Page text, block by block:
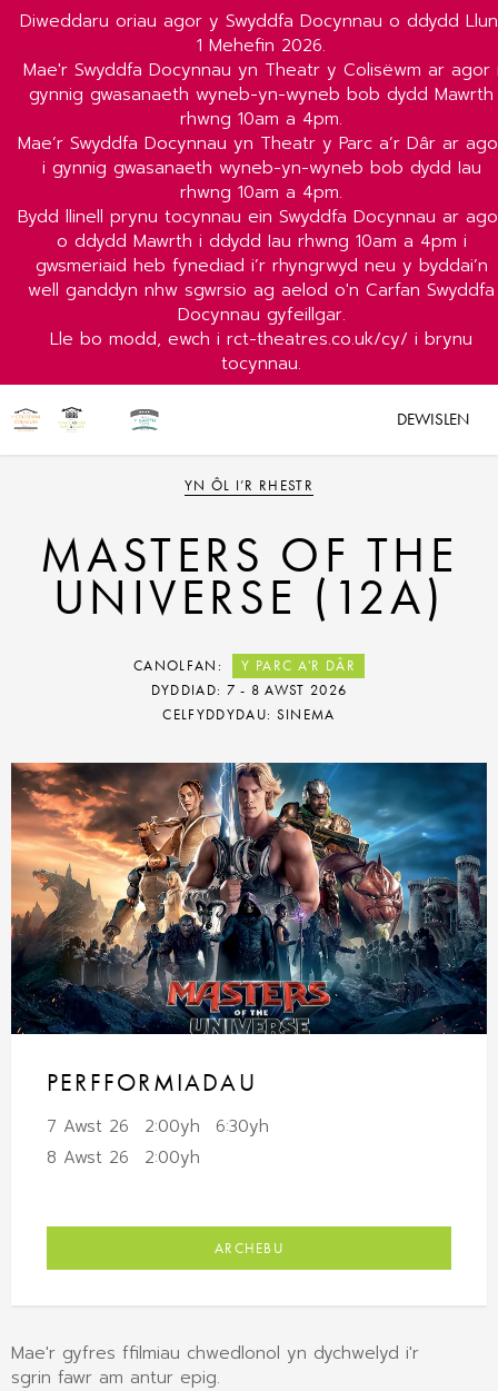
Diweddaru oriau agor y Swyddfa Docynnau o ddydd
1 Mehefin 2026.
Mae'r Swyddfa Docynnau yn Theatr y Colisëwm ar agor
gynnig gwasanaeth wyneb-yn-wyneb bob dydd Mawrth
rhwng 10am a 4pm.
Mae’r Swyddfa Docynnau yn Theatr y Parc a’r Dâr ar
i gynnig gwasanaeth wyneb-yn-wyneb bob dydd Iau
rhwng 10am a 4pm.
Bydd llinell prynu tocynnau ein Swyddfa Docynnau ar
o ddydd Mawrth i ddydd Iau rhwng 10am a 4pm i
gwsmeriaid heb fynediad i’r rhyngrwyd neu y byddai’n
well ganddyn nhw sgwrsio ag aelod o'n Carfan Swyddfa
Docynnau gyfeillgar.
Lle bo modd, ewch i rct-theatres.co.uk/cy/ i brynu
tocynnau.
DEWISLEN
YN ÔL I’R RHESTR
MASTERS OF THE
UNIVERSE (12A)
CANOLFAN:
Y PARC A'R DÂR
DYDDIAD: 7 - 8 AWST 2026
CELFYDDYDAU: SINEMA
PERFFORMIADAU
7 Awst 26 2:00yh
6:30yh
8 Awst 26
2:00yh
ARCHEBU
Mae'r gyfres ffilmiau chwedlonol yn dychwelyd i'r
sgrin fawr am antur epig.